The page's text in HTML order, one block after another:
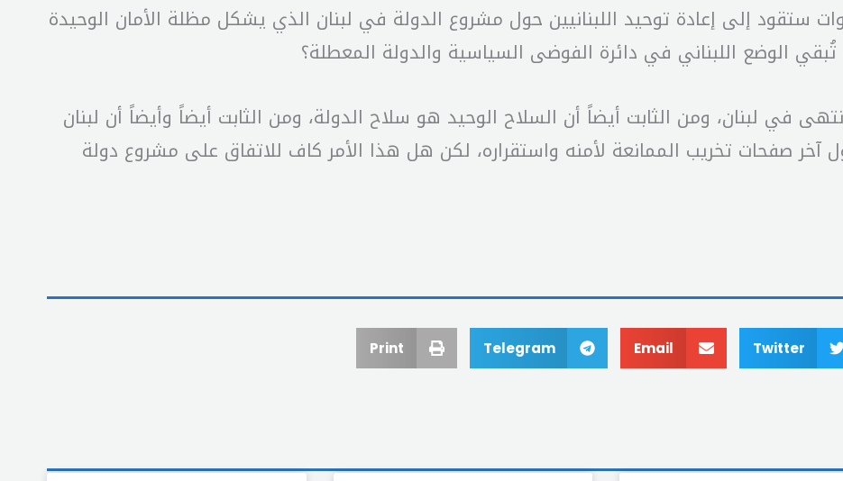
إلى إعادة توحيد اللبنانيين حول مشروع الدولة في لبنان الذي يشكل مظلة الأمان الوحيدة
الوضع اللبناني في دائرة الفوضى السياسية والدولة المعطلة؟
في لبنان، ومن الثابت أيضاً أن السلاح الوحيد هو سلاح الدولة، ومن الثابت أيضاً وأيضاً أن لبنان
الثاني و 8 كانون الأول آخر صفحات تخريب الممانعة لأمنه واستقراره، لكن هل هذا الأمر كاف للاتفاق على مشروع دولة
Twitter
Email
Telegram
Print